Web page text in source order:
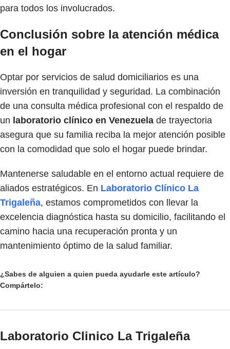
para todos los involucrados.
Conclusión sobre la atención médica
en el hogar
Optar por servicios de salud domiciliarios es una
inversión en tranquilidad y seguridad. La combinación
de una consulta médica profesional con el respaldo de
un laboratorio clínico en Venezuela de trayectoria
asegura que su familia reciba la mejor atención posible
con la comodidad que solo el hogar puede brindar.
Mantenerse saludable en el entorno actual requiere de
aliados estratégicos. En Laboratorio Clínico La
Trigaleña, estamos comprometidos con llevar la
excelencia diagnóstica hasta su domicilio, facilitando el
camino hacia una recuperación pronta y un
mantenimiento óptimo de la salud familiar.
¿Sabes de alguien a quien pueda ayudarle este artículo?
Compártelo:
Laboratorio Clinico La Trigaleña